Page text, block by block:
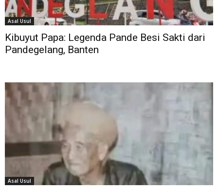
Asal Usul
Kibuyut Papa: Legenda Pande Besi Sakti dari
Pandegelang, Banten
Asal Usul